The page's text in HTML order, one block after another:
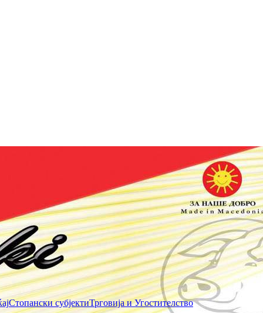
Стопански субјектиТрговија и Угостителство